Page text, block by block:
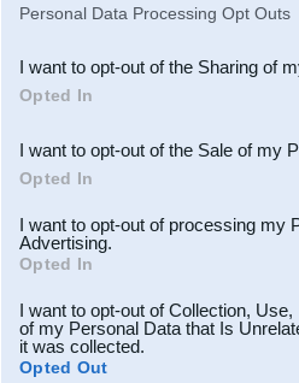
Downstream Participants
third parties.
Personal Data Processing Opt Outs
I want to opt-out of the Sharing of
Opted In
I want to opt-out of the Sale of my
Opted In
I want to opt-out of processing my
Advertising.
Opted In
I want to opt-out of Collection,
of my Personal Data that Is
it was collected.
Opted Out